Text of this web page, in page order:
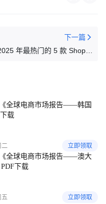
下一篇
年最热门的 5 款 Shopify
全球电商市场报告——韩国
载
二 立即领取
全球电商市场报告——澳大
下载
五 立即领取